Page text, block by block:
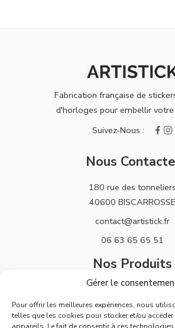
Gérer le
Pour offrir les meilleures expériences, nous
telles que les cookies pour stocker et/ou
Fabrication française de
d'horloges pour embellir votre
Nous
180 rue des tonneliers
40600 BISCARROSSE
contact@artistick.fr
06 63 65 65 51
Nos Produits
Stickers
Horloges